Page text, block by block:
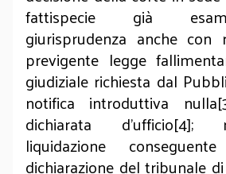
fattispecie già
giurisprudenza anche con
previgente legge
giudiziale richiesta dal
notifica introduttiva
dichiarata
liquidazione
dichiarazione del tribunale